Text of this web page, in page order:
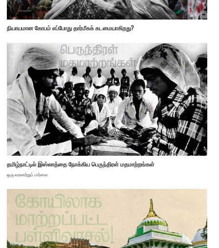
நியாயமான கோபம் எப்போது தார்மீகக் கடமையாகிறது?
தமிழ்நாட்டில் இஸ்லாத்தை நோக்கிய பெருந்திரள் மதமாற்றங்கள்
ஒரு வரலாற்றுப் பார்வை